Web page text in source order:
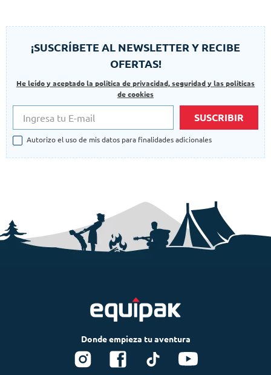
¡SUSCRÍBETE AL NEWSLETTER Y RECIBE
OFERTAS!
He leído y aceptado la politica de privacidad, seguridad y las politicas
de cookies
SUSCRIBIR
Autorizo el uso de mis datos para finalidades adicionales